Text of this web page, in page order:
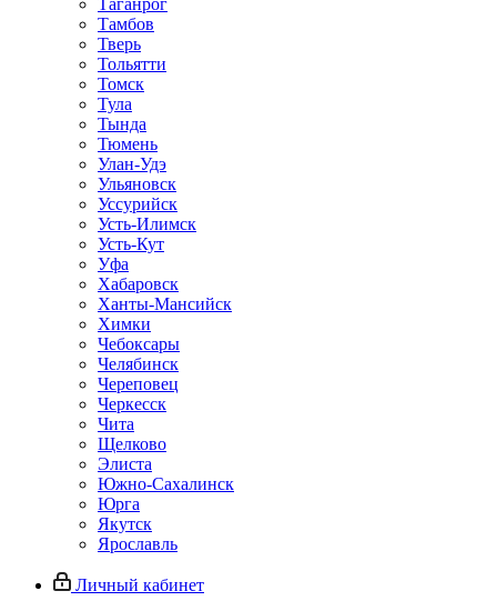
Тамбов
Тверь
Тольятти
Томск
Тула
Тында
Тюмень
Улан-Удэ
Ульяновск
Уссурийск
Усть-Илимск
Усть-Кут
Уфа
Хабаровск
Ханты-Мансийск
Химки
Чебоксары
Челябинск
Череповец
Черкесск
Чита
Щелково
Элиста
Южно-Сахалинск
Юрга
Якутск
Ярославль
Личный кабинет